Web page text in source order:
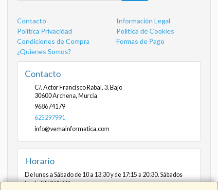
Contacto
Información Legal
Política Privacidad
Política de Cookies
Condiciones de Compra
Formas de Pago
¿Quienes Somos?
Contacto
C/. Actor Francisco Rabal, 3, Bajo
30600Archena, Murcia
968674179
625297991
info@vemainformatica.com
Horario
De lunes a Sábado de 10 a 13:30 y de 17:15 a 20:30. Sábados
tarde CERRADO